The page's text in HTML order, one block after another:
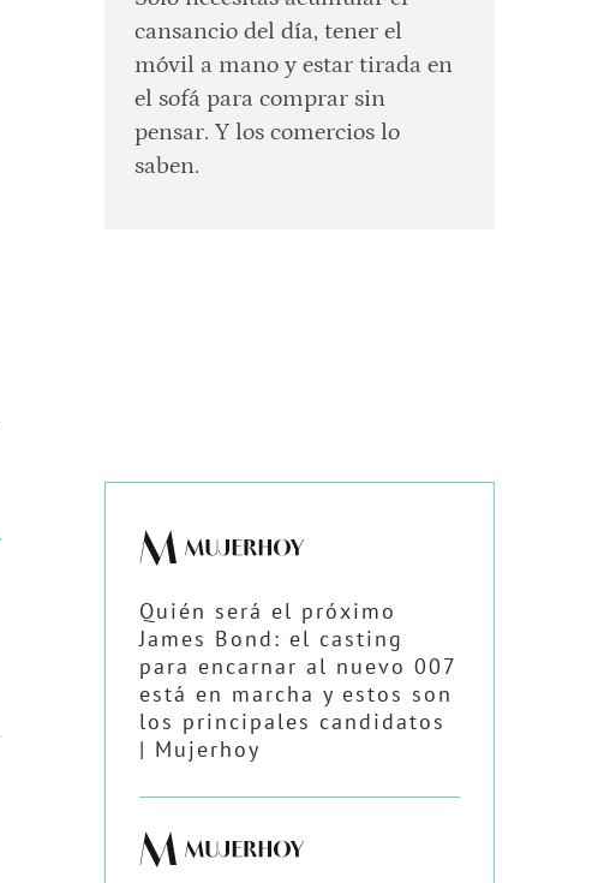
cansancio del día, tener el
móvil a mano y estar tirada en
el sofá para comprar sin
pensar. Y los comercios lo
saben.
Quién será el próximo
James Bond: el casting
para encarnar al nuevo 007
está en marcha y estos son
los principales candidatos
| Mujerhoy